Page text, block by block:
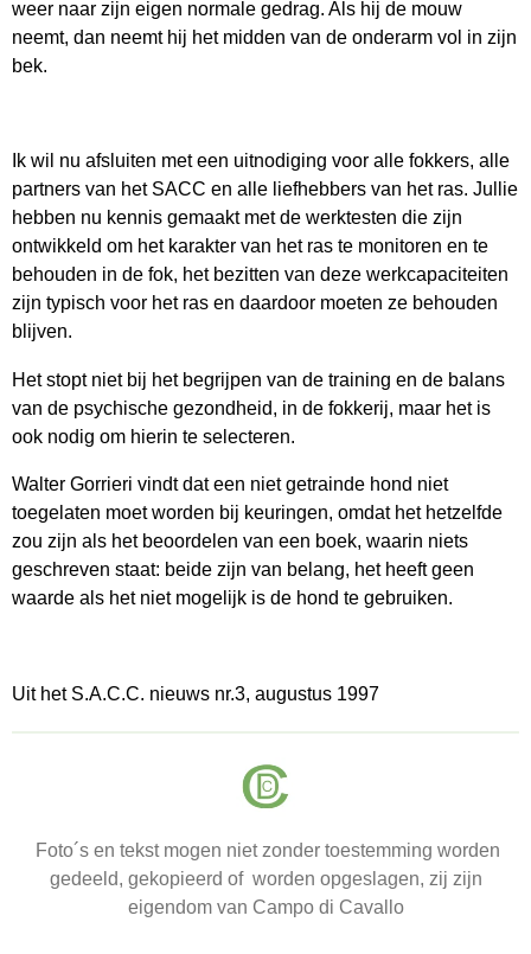
weer naar zijn eigen normale gedrag. Als hij de mouw
neemt, dan neemt hij het midden van de onderarm vol in zijn
bek.
Ik wil nu afsluiten met een uitnodiging voor alle fokkers, alle
partners van het SACC en alle liefhebbers van het ras. Jullie
hebben nu kennis gemaakt met de werktesten die zijn
ontwikkeld om het karakter van het ras te monitoren en te
behouden in de fok, het bezitten van deze werkcapaciteiten
zijn typisch voor het ras en daardoor moeten ze behouden
blijven.
Het stopt niet bij het begrijpen van de training en de balans
van de psychische gezondheid, in de fokkerij, maar het is
ook nodig om hierin te selecteren.
Walter Gorrieri vindt dat een niet getrainde hond niet
toegelaten moet worden bij keuringen, omdat het hetzelfde
zou zijn als het beoordelen van een boek, waarin niets
geschreven staat: beide zijn van belang, het heeft geen
waarde als het niet mogelijk is de hond te gebruiken.
Uit het S.A.C.C. nieuws nr.3, augustus 1997
Foto´s en tekst mogen niet zonder toestemming worden
gedeeld, gekopieerd of worden opgeslagen, zij zijn
eigendom van Campo di Cavallo